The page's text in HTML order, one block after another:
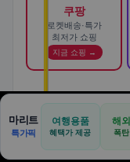
쿠팡
로켓배송·특가
최저가 쇼핑
지금 쇼핑 →
🚗
합리적으로
카슐랭 · 신차 장
🏠
✈️
공항
🏠 📝
견적
마리트
특가픽
여행용품
혜택가 제공
해
폭